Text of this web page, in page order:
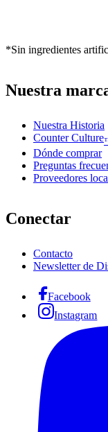
*Sin ingredientes
Nuestra
Nuestra Historia
Counter Culture
Dónde comprar
Preguntas
Proveedores
Conectar
Contacto
Newsletter de
Facebook
Instagram